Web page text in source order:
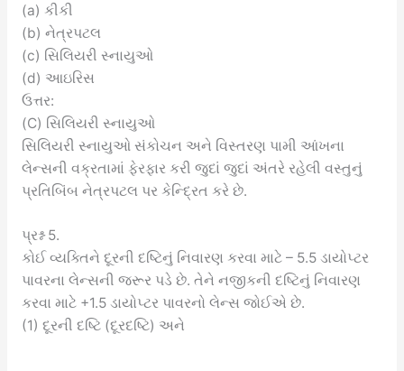
(a) કીકી
(b) નેત્રપટલ
(c) સિલિયરી સ્નાયુઓ
(d) આઇરિસ
ઉત્તર:
(C) સિલિયરી સ્નાયુઓ
સિલિયરી સ્નાયુઓ સંકોચન અને વિસ્તરણ પામી આંખના
લેન્સની વક્રતામાં ફેરફાર કરી જુદાં જુદાં અંતરે રહેલી વસ્તુનું
પ્રતિબિંબ નેત્રપટલ પર કેન્દ્રિત કરે છે.
પ્રશ્ન 5.
કોઈ વ્યક્તિને દૂરની દષ્ટિનું નિવારણ કરવા માટે – 5.5 ડાયોપ્ટર
પાવરના લેન્સની જરૂર પડે છે. તેને નજીકની દષ્ટિનું નિવારણ
કરવા માટે +1.5 ડાયોપ્ટર પાવરનો લેન્સ જોઈએ છે.
(1) દૂરની દષ્ટિ (દૂરદષ્ટિ) અને